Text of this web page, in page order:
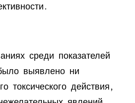
среди показателей
выявлено ни
токсического действия,